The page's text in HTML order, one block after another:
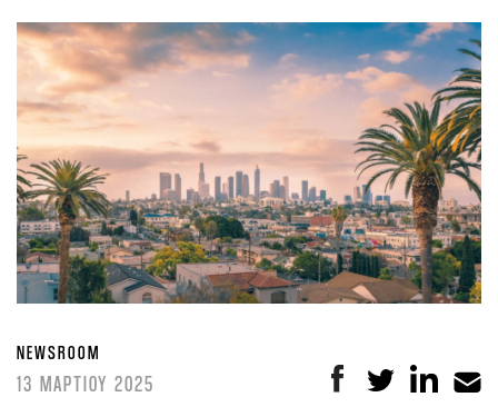
NEWSROOM
13 ΜΑΡΤΙΟΥ 2025